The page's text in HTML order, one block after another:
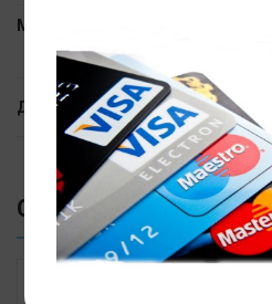
Марка
ДОСТАВА
СЛИЧНИ ПРОИЗВОДИ